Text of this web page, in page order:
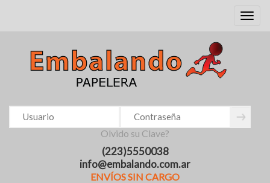
Toggle
Olvido su Clave?
(223)5550038
info@embalando.com.ar
ENVÍOS SIN CARGO